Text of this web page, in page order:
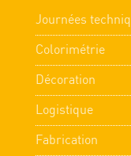
Journées
Colorimétrie
Décoration
Logistique
Fabrication